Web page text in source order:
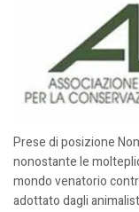
Prese di posizione
nonostante le
mondo venatorio
adottato dagli